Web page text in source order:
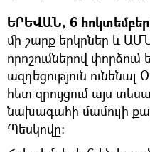
ԵՐԵՎԱՆ, 6
մի շարք երկրներ և
որոշումներով
ազդեցություն
հետ զրույցում այս
նախագահի մամուլի
Պեսկովը։